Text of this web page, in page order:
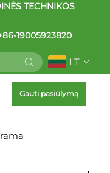
TECHNIKOS
19005923820
LT
Gauti pasiūlymą